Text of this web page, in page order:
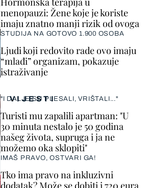
VIJESTI
"I DALJE SU PLESALI, VRIŠTALI..."
Turisti mu zapalili apartman: "U
30 minuta nestalo je 50 godina
našeg života, supruga i ja ne
možemo oka sklopiti"
IMAŠ PRAVO, OSTVARI GA!
Tko ima pravo na inkluzivni
dodatak? Može se dobiti i 720 eura
menopauzi: Žene koje je koriste
imaju znatno manji rizik od ovoga
STUDIJA NA GOTOVO 1.900 OSOBA
Ljudi koji redovito rade ovo imaju
“mlađi” organizam, pokazuje
istraživanje